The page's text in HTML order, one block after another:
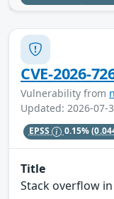
CVE-2026-
Vulnerability from
Updated: 2026-07-
EPSS 0.15%
Title
Stack overflow